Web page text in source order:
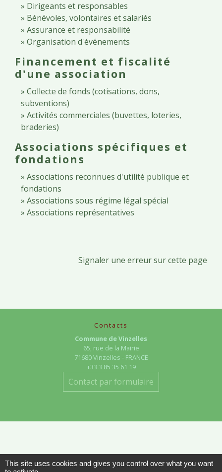
Dirigeants et responsables
Bénévoles, volontaires et salariés
Assurance et responsabilité
Organisation d'événements
Financement et fiscalité
d'une association
Collecte de fonds (cotisations, dons,
subventions)
Activités commerciales (buvettes, loteries,
braderies)
Associations spécifiques et
fondations
Associations reconnues d'utilité publique et
fondations
Associations sous régime légal spécial
Associations représentatives
Signaler une erreur sur cette page
Contacts
Commune de Vinzelles
65, rue de la Mairie
71680 Vinzelles - FRANCE
+33 3 85 35 61 19
Contact par formulaire
Liens
This site uses cookies and gives you control over what you want